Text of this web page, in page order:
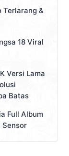
Terlarang &
18 Viral
Versi Lama
Batas
Full Album
Sensor